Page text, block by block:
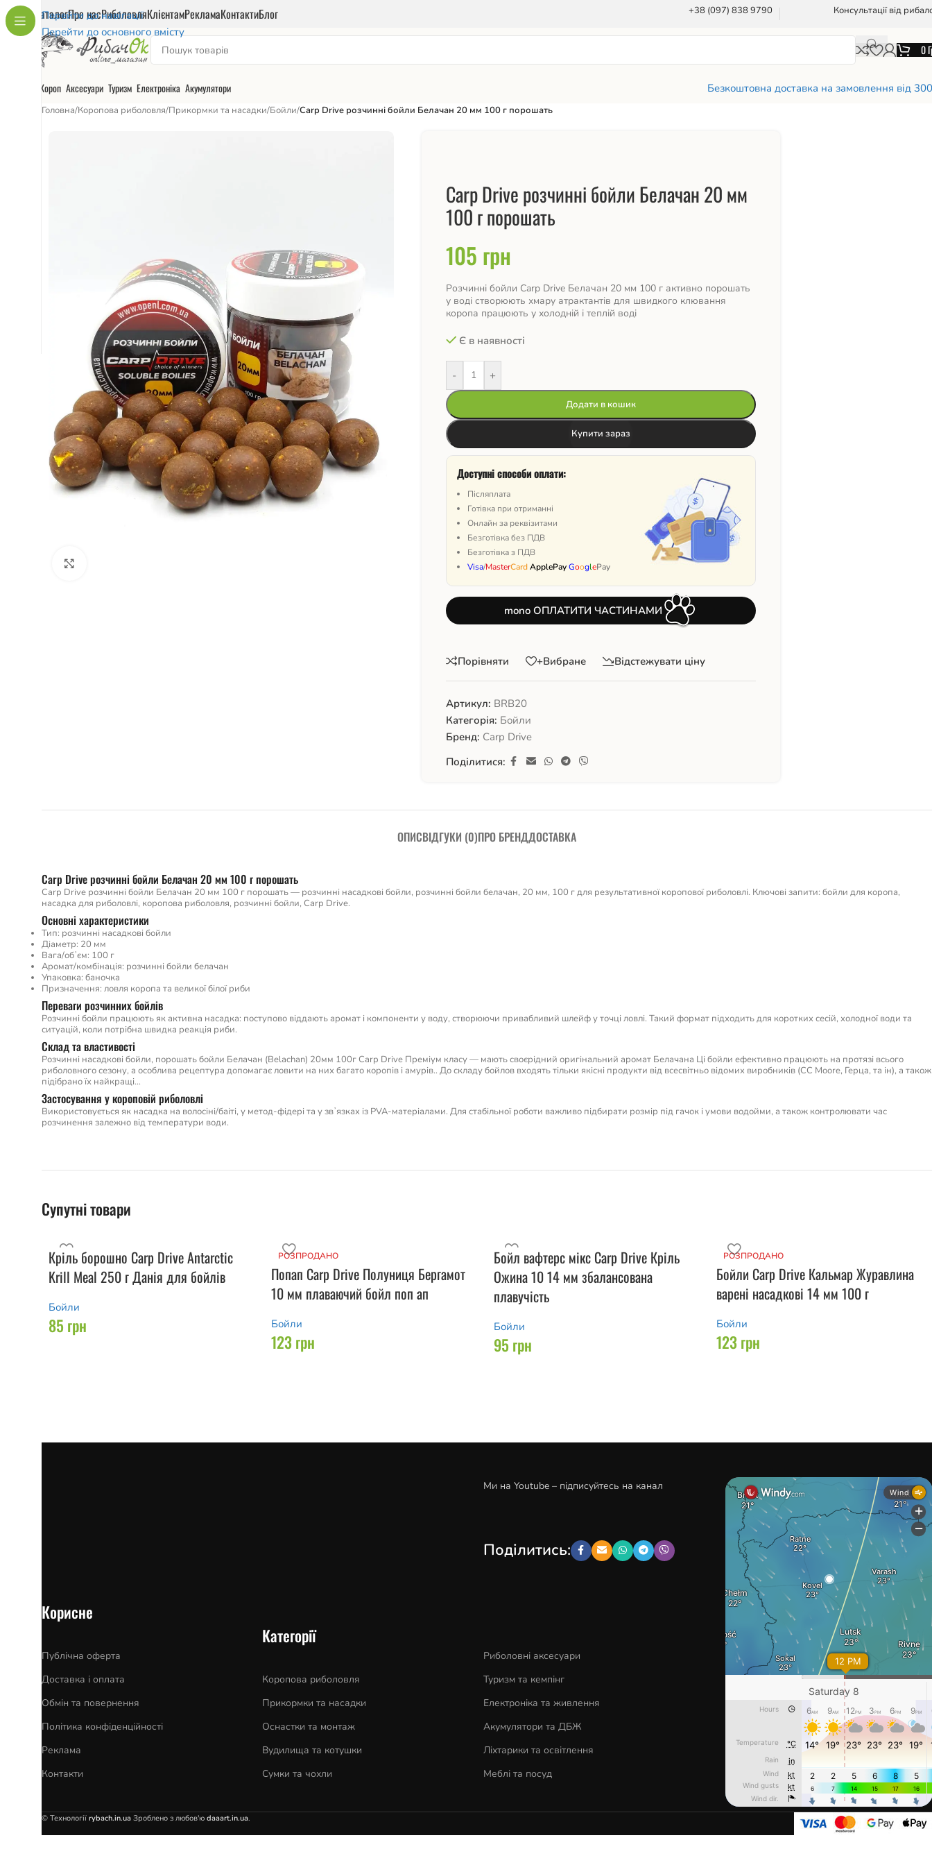
Перейти до навігації
Перейти до основного вмісту
КаталогПро насРиболовляКлієнтамРекламаКонтактиБлог +38 (097) 838 9790 Консультації від
0
Короп Аксесуари Туризм Електроніка Акумулятори Безкоштовна доставка на замовлення від
Головна/Коропова риболовля/Прикормки та насадки/Бойли/Carp Drive розчинні бойли Белачан 20 мм 100 г порошать
Carp Drive розчинні бойли Белачан 20 мм
100 г порошать
105 грн
Розчинні бойли Carp Drive Белачан 20 мм 100 г активно порошать
у воді створюють хмару атрактантів для швидкого клювання
коропа працюють у холодній і теплій воді
Є в наявності
- +
Додати в кошик
Купити зараз
Доступні способи оплати:
Післяплата
Готівка при отриманні
Онлайн за реквізитами
Безготівка без ПДВ
Безготівка з ПДВ
Visa/MasterCard ApplePay GooglePay
mono ОПЛАТИТИ ЧАСТИНАМИ
Порівняти +Вибране Відстежувати ціну
Артикул: BRB20
Категорія: Бойли
Бренд: Carp Drive
Поділитися:
ОПИСВІДГУКИ (0)ПРО БРЕНДДОСТАВКА
Carp Drive розчинні бойли Белачан 20 мм 100 г порошать
Carp Drive розчинні бойли Белачан 20 мм 100 г порошать — розчинні насадкові бойли, розчинні бойли белачан, 20 мм, 100 г для результативної коропової риболовлі. Ключові запити: бойли для коропа,
насадка для риболовлі, коропова риболовля, розчинні бойли, Carp Drive.
Основні характеристики
Тип: розчинні насадкові бойли
Діаметр: 20 мм
Вага/обʼєм: 100 г
Аромат/комбінація: розчинні бойли белачан
Упаковка: баночка
Призначення: ловля коропа та великої білої риби
Переваги розчинних бойлів
Розчинні бойли працюють як активна насадка: поступово віддають аромат і компоненти у воду, створюючи привабливий шлейф у точці ловлі. Такий формат підходить для коротких сесій, холодної води та
ситуацій, коли потрібна швидка реакція риби.
Склад та властивості
Розчинні насадкові бойли, порошать бойли Белачан (Belachan) 20мм 100г Carp Drive Преміум класу — мають своєрідний оригінальний аромат Белачана Ці бойли ефективно працюють на протязі всього
риболовного сезону, а особлива рецептура допомагає ловити на них багато коропів і амурів.. До складу бойлов входять тільки якісні продукти від всесвітньо відомих виробників (CC Moore, Герца, та ін), а також
підібрано їх найкращі…
Застосування у короповій риболовлі
Використовується як насадка на волосіні/баіті, у метод-фідері та у звʼязках із PVA-матеріалами. Для стабільної роботи важливо підбирати розмір під гачок і умови водойми, а також контролювати час
розчинення залежно від температури води.
Супутні товари
Кріль борошно Carp Drive Antarctic
Krill Meal 250 г Данія для бойлів
Бойли
85 грн
РОЗПРОДАНО
Попап Carp Drive Полуниця Бергамот
10 мм плаваючий бойл поп ап
Бойли
123 грн
Бойл вафтерс мікс Carp Drive Кріль
Ожина 10 14 мм збалансована
плавучість
Бойли
95 грн
РОЗПРОДАНО
Бойли Carp Drive Кальмар Журавлина
варені насадкові 14 мм 100 г
Бойли
123 грн
Ми на Youtube – підписуйтесь на канал
Поділитись:
Корисне
Публічна оферта
Доставка і оплата
Обмін та повернення
Політика конфіденційності
Реклама
Контакти
Категорії
Коропова риболовля
Прикормки та насадки
Оснастки та монтаж
Вудилища та котушки
Сумки та чохли
Риболовні аксесуари
Туризм та кемпінг
Електроніка та живлення
Акумулятори та ДБЖ
Ліхтарики та освітлення
Меблі та посуд
© Технології rybach.in.ua Зроблено з любов'ю daaart.in.ua.